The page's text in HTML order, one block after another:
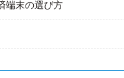
端末の選び方